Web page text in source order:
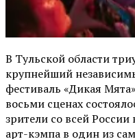
В Тульской области
крупнейший
фестиваль «Дикая
восьми сценах
зрители со всей
арт-кэмпа в один из